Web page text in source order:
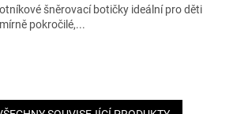
šněrovací botičky ideální pro děti
pokročilé,...